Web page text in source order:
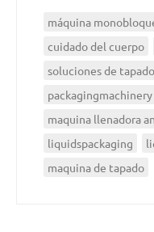
máquina
cuidado del cuerpo
soluciones de tapado
packagingmachinery
maquina llenadora
liquidspackaging
maquina de tapado